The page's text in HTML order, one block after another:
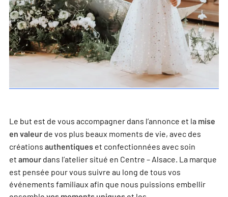
Le but est de vous accompagner dans l’annonce et la mise
en valeur de vos plus beaux moments de vie, avec des
créations authentiques et confectionnées avec soin
et amour dans l’atelier situé en Centre – Alsace. La marque
est pensée pour vous suivre au long de tous vos
événements familiaux afin que nous puissions embellir